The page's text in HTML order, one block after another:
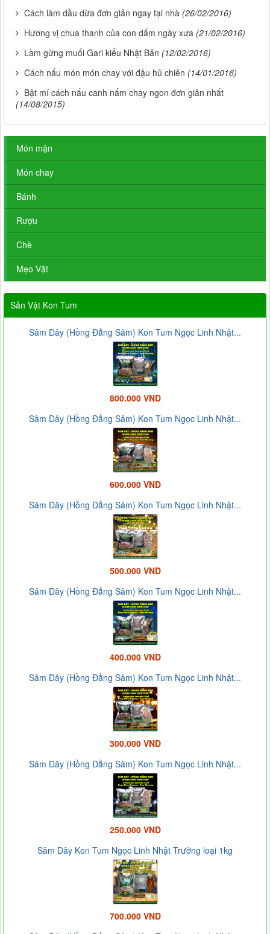
Cách làm dầu dừa đơn giản ngay tại nhà (26/02/2016)
Hương vị chua thanh của con dấm ngày xưa (21/02/2016)
Làm gừng muối Gari kiểu Nhật Bản (12/02/2016)
Cách nấu món món chay với đậu hủ chiên (14/01/2016)
Bật mí cách nấu canh nấm chay ngon đơn giản nhất
(14/08/2015)
Món mặn
Món chay
Bánh
Rượu
Chè
Mẹo Vặt
Sản Vật Kon Tum
Sâm Dây (Hồng Đẳng Sâm) Kon Tum Ngọc Linh Nhật...
800.000 VND
Sâm Dây (Hồng Đẳng Sâm) Kon Tum Ngọc Linh Nhật...
600.000 VND
Sâm Dây (Hồng Đẳng Sâm) Kon Tum Ngọc Linh Nhật...
500.000 VND
Sâm Dây (Hồng Đẳng Sâm) Kon Tum Ngọc Linh Nhật...
400.000 VND
Sâm Dây (Hồng Đẳng Sâm) Kon Tum Ngọc Linh Nhật...
300.000 VND
Sâm Dây (Hồng Đẳng Sâm) Kon Tum Ngọc Linh Nhật...
250.000 VND
Sâm Dây Kon Tum Ngọc Linh Nhật Trường loại 1kg
700.000 VND